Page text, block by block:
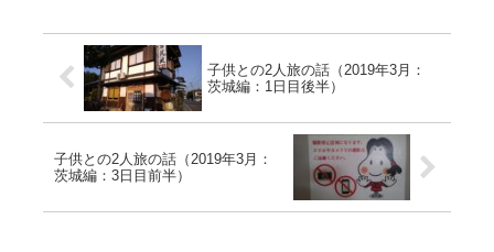
子供との2人旅の話（2019年3月：
茨城編：1日目後半）
子供との2人旅の話（2019年3月：
茨城編：3日目前半）